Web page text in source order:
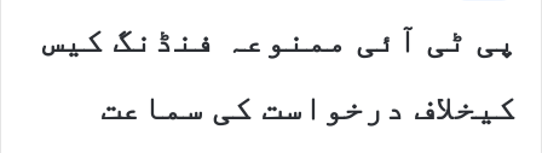
پی ٹی آئی ممنوعہ فنڈنگ کیس
کیخلاف درخواست کی سماعت